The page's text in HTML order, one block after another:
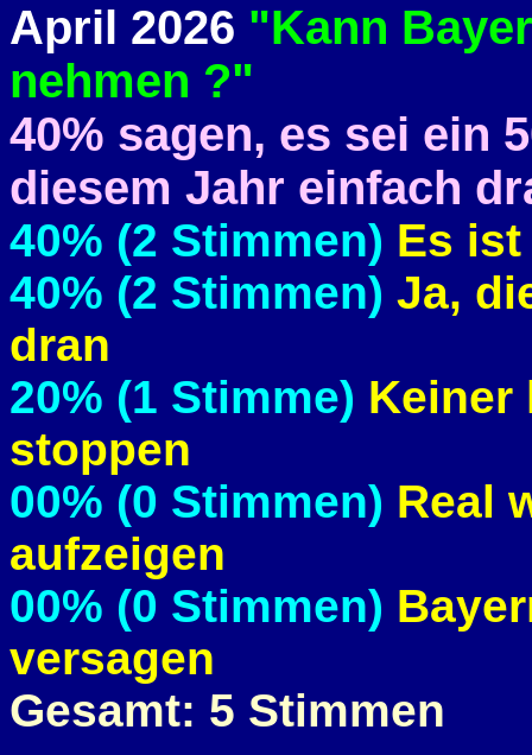
April 2026 "Kann
nehmen ?"
40% sagen, es sei ein
diesem Jahr einfach
40% (2 Stimmen) Es ist
40% (2 Stimmen) Ja,
dran
20% (1 Stimme) Keiner
stoppen
00% (0 Stimmen) Real
aufzeigen
00% (0 Stimmen)
versagen
Gesamt: 5 Stimmen